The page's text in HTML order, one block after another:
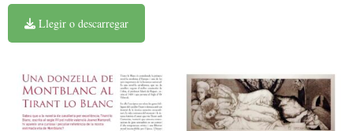
Llegir o descarregar